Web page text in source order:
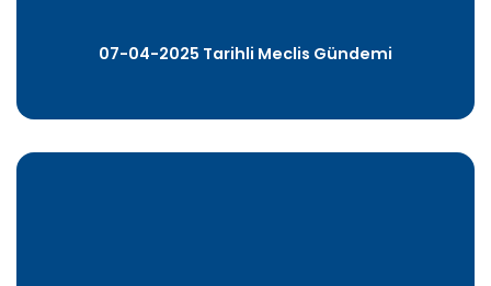
07-04-2025 Tarihli Meclis Gündemi